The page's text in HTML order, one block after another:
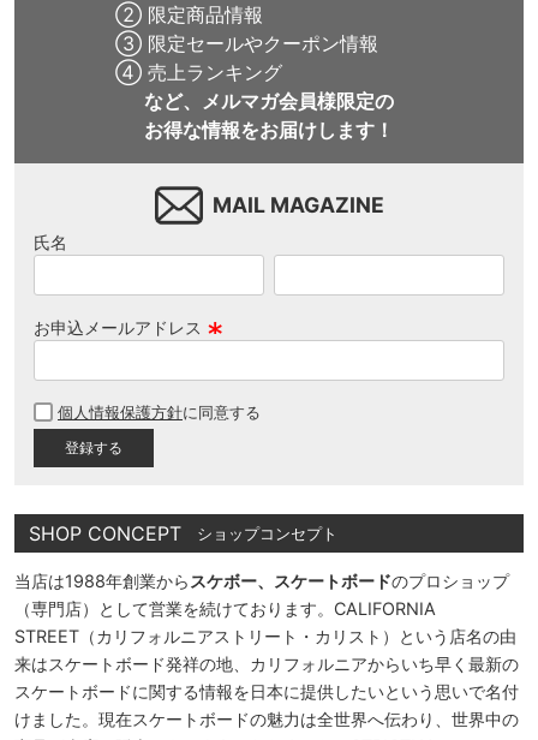
② 限定商品情報
③ 限定セールやクーポン情報
④ 売上ランキング
など、メルマガ会員様限定の
お得な情報をお届けします！
MAIL MAGAZINE
氏名
お申込メールアドレス
須
個人情報保護方針に同意する
SHOP CONCEPT ショップコンセプト
当店は1988年創業から スケボー、スケートボードのプロショップ
（専門店）として営業を続けております。CALIFORNIA
STREET（カリフォルニアストリート・カリスト）という店名の由
来はスケートボード発祥の地、カリフォルニアからいち早く最新の
スケートボードに関する情報を日本に提供したいという思いで名付
けました。現在スケートボードの魅力は全世界へ伝わり、世界中の